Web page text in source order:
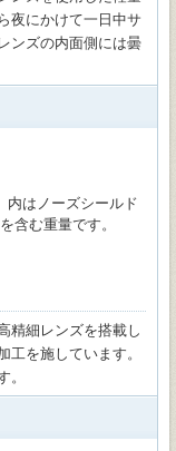
夜にかけて一日中サ
ンズの内面側には曇
はノーズシールド
含む重量です。
精細レンズを搭載し
工を施しています。
。